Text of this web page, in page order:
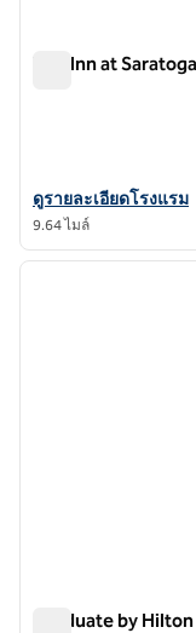
The Inn at
ดูรายละเอียดโรงแรม
ดูรายละเอียดโรงแรม
9.64 ไมล์
1 จาก 12
Graduate by